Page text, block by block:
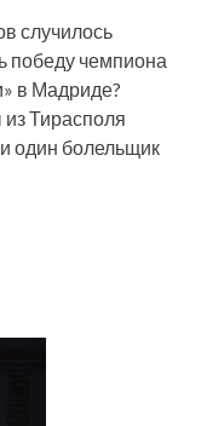
случилось
победу чемпиона
в Мадриде?
Тирасполя
один болельщик